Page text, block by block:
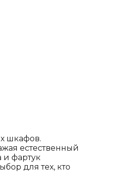
шкафов.
естественный
и фартук
для тех, кто